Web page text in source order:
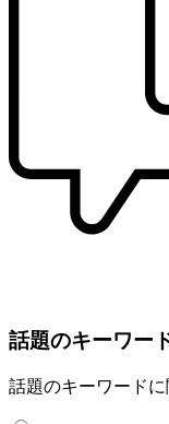
話題のキーワー
話題のキーワード